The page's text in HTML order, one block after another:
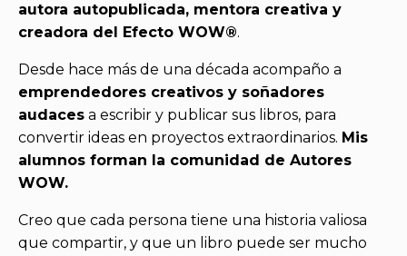
autora autopublicada, mentora creativa y
creadora del Efecto WOW®.
Desde hace más de una década acompaño a
emprendedores creativos y soñadores
audaces a escribir y publicar sus libros, para
convertir ideas en proyectos extraordinarios. Mis
alumnos forman la comunidad de Autores
WOW.
Creo que cada persona tiene una historia valiosa
que compartir, y que un libro puede ser mucho